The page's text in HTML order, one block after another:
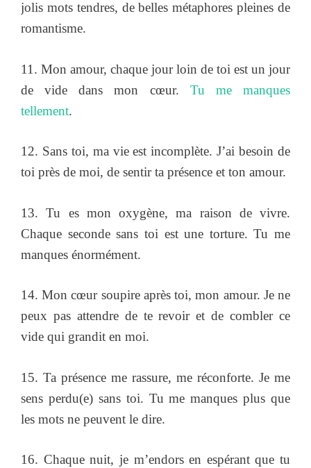
jolis mots tendres, de belles métaphores pleines de
romantisme.
11. Mon amour, chaque jour loin de toi est un jour
de vide dans mon cœur. Tu me manques
tellement.
12. Sans toi, ma vie est incomplète. J’ai besoin de
toi près de moi, de sentir ta présence et ton amour.
13. Tu es mon oxygène, ma raison de vivre.
Chaque seconde sans toi est une torture. Tu me
manques énormément.
14. Mon cœur soupire après toi, mon amour. Je ne
peux pas attendre de te revoir et de combler ce
vide qui grandit en moi.
15. Ta présence me rassure, me réconforte. Je me
sens perdu(e) sans toi. Tu me manques plus que
les mots ne peuvent le dire.
16. Chaque nuit, je m’endors en espérant que tu